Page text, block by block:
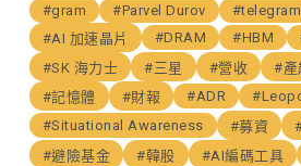
#gram #Parvel Durov #telegram
#AI 加速晶片
#DRAM #HBM
#SK 海力士
#三星 #營收 #產
#記憶體
#財報 #ADR
#Situational Awareness
#募資
#避險基金
#韓股 #AI編碼工具